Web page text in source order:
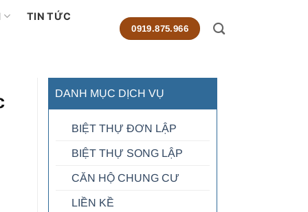
TIN TỨC
0919.875.966
DANH MỤC DỊCH VỤ
BIỆT THỰ ĐƠN LẬP
BIỆT THỰ SONG LẬP
CĂN HỘ CHUNG CƯ
LIỀN KỀ